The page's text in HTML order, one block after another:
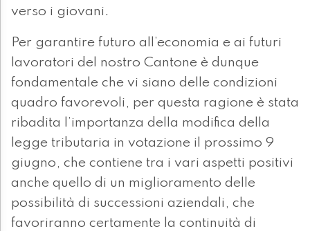
verso i giovani.
Per garantire futuro all’economia e ai futuri
lavoratori del nostro Cantone è dunque
fondamentale che vi siano delle condizioni
quadro favorevoli, per questa ragione è stata
ribadita l’importanza della modifica della
legge tributaria in votazione il prossimo 9
giugno, che contiene tra i vari aspetti positivi
anche quello di un miglioramento delle
possibilità di successioni aziendali, che
favoriranno certamente la continuità di